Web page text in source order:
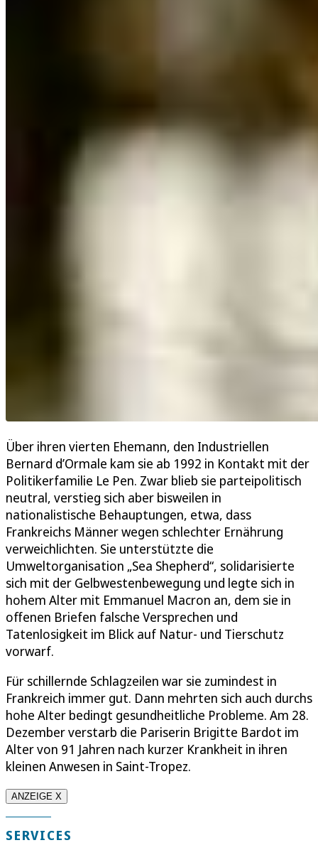
Über ihren vierten Ehemann, den Industriellen
Bernard d’Ormale kam sie ab 1992 in Kontakt mit der
Politikerfamilie Le Pen. Zwar blieb sie parteipolitisch
neutral, verstieg sich aber bisweilen in
nationalistische Behauptungen, etwa, dass
Frankreichs Männer wegen schlechter Ernährung
verweichlichten. Sie unterstützte die
Umweltorganisation „Sea Shepherd“, solidarisierte
sich mit der Gelbwestenbewegung und legte sich in
hohem Alter mit Emmanuel Macron an, dem sie in
offenen Briefen falsche Versprechen und
Tatenlosigkeit im Blick auf Natur- und Tierschutz
vorwarf.
Für schillernde Schlagzeilen war sie zumindest in
Frankreich immer gut. Dann mehrten sich auch durchs
hohe Alter bedingt gesundheitliche Probleme. Am 28.
Dezember verstarb die Pariserin Brigitte Bardot im
Alter von 91 Jahren nach kurzer Krankheit in ihren
kleinen Anwesen in Saint-Tropez.
ANZEIGE X
SERVICES